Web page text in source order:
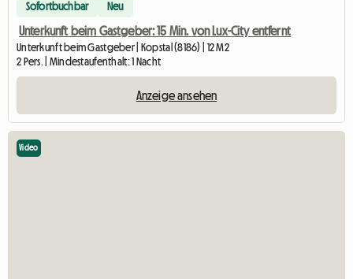
Sofortbuchbar Neu
Unterkunft beim Gastgeber: 15 Min. von Lux-City entfernt
Unterkunft beim Gastgeber | Kopstal (8186) | 12 M2
2 Pers. | Mindestaufenthalt: 1 Nacht
Anzeige ansehen
Video